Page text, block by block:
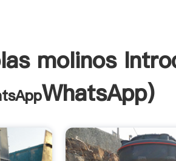
molinos
WhatsApp)